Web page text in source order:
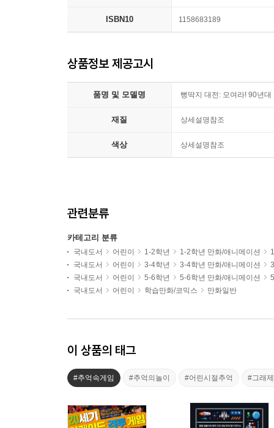
ISBN10 1158683189
상품정보 제공고시
품명 및 모델명 뻥딱지 대전: 모여라! 90년대
재질 상세설명참조
색상 상세설명참조
관련분류
카테고리 분류
국내도서 어린이 1-2학년 1-2학년 만화/애니메이션
국내도서
어린이 3-4학년 3-4학년 만화/애니메이션
국내도서
어린이 5-6학년 5-6학년 만화/애니메이션
국내도서
어린이 학습만화/코믹스 만화일반
이 상품의 태그
#추억속게임 #추억의놀이 #어린시절추억 #그래